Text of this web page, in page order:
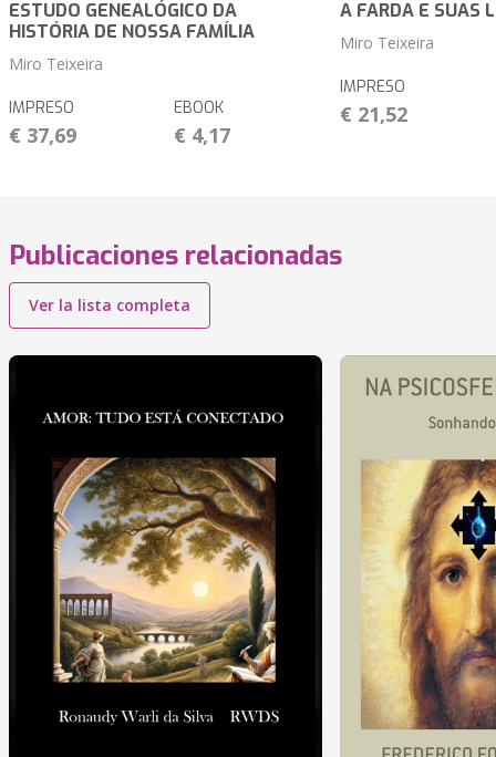
ESTUDO GENEALÓGICO DA
HISTÓRIA DE NOSSA FAMÍLIA
Miro Teixeira
IMPRESO
€ 37,69
EBOOK
€ 4,17
A FARDA E SUAS
Miro Teixeira
IMPRESO
€ 21,52
Publicaciones relacionadas
Ver la lista completa